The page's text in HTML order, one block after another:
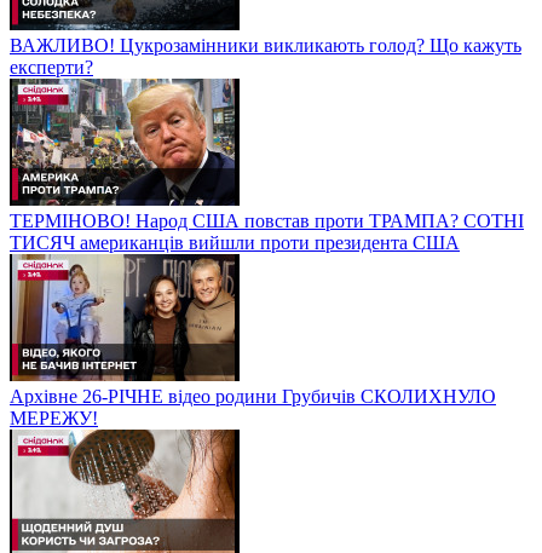
ВАЖЛИВО! Цукрозамінники викликають голод? Що кажуть
експерти?
ТЕРМІНОВО! Народ США повстав проти ТРАМПА? СОТНІ
ТИСЯЧ американців вийшли проти президента США
Архівне 26-РІЧНЕ відео родини Грубичів СКОЛИХНУЛО
МЕРЕЖУ!